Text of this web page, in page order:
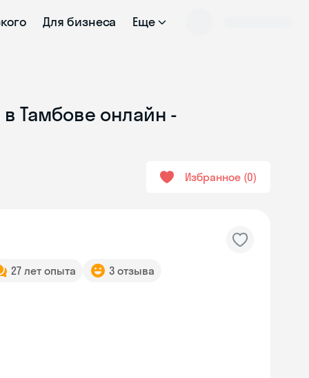
Для бизнеса Еще
Тамбове онлайн -
Избранное 0
27 лет опыта 3 отзыва